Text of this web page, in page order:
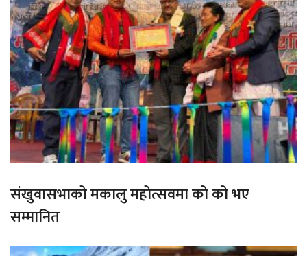
संखुवासभाको मकालु महोत्सवमा को को भए
सम्मानित